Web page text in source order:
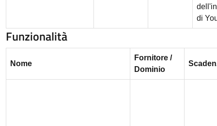
di
Funzionalità
Nome
Fornitore /
Dominio